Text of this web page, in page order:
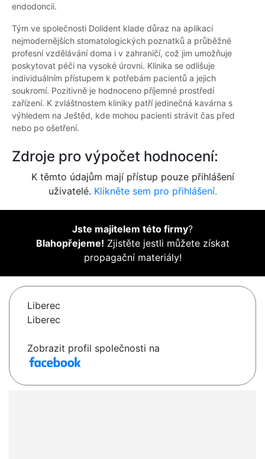
endodoncii.
Tým ve společnosti Dolident klade důraz na aplikaci
nejmodernějších stomatologických poznatků a průběžné
profesní vzdělávání doma i v zahraničí, což jim umožňuje
poskytovat péči na vysoké úrovni. Klinika se odlišuje
individuálním přístupem k potřebám pacientů a jejich
soukromí. Pozitivně je hodnoceno příjemné prostředí
zařízení. K zvláštnostem kliniky patří jedinečná kavárna s
výhledem na Ještěd, kde mohou pacienti strávit čas před
nebo po ošetření.
Zdroje pro výpočet hodnocení:
K těmto údajům mají přístup pouze přihlášení
uživatelé. Klikněte sem pro přihlášení.
Jste majitelem této firmy?
Blahopřejeme! Zjistěte jestli můžete získat
propagační materiály!
Liberec
Liberec
Zobrazit profil společnosti na